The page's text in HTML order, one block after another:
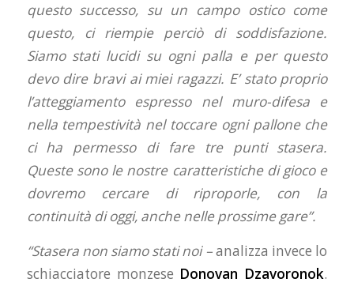
questo successo, su un campo ostico come
questo, ci riempie perciò di soddisfazione.
Siamo stati lucidi su ogni palla e per questo
devo dire bravi ai miei ragazzi. E’ stato proprio
l’atteggiamento espresso nel muro-difesa e
nella tempestività nel toccare ogni pallone che
ci ha permesso di fare tre punti stasera.
Queste sono le nostre caratteristiche di gioco e
dovremo cercare di riproporle, con la
continuità di oggi, anche nelle prossime gare”.
“Stasera non siamo stati noi –analizza invece lo
schiacciatore monzese Donovan Dzavoronok.